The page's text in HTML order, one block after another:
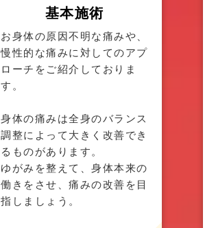
基本施術
お身体の原因不明な痛みや、
慢性的な痛みに対してのアプ
ローチをご紹介しておりま
す。
身体の痛みは全身のバランス
調整によって大きく改善でき
るものがあります。
ゆがみを整えて、身体本来の
働きをさせ、痛みの改善を目
指しましょう。